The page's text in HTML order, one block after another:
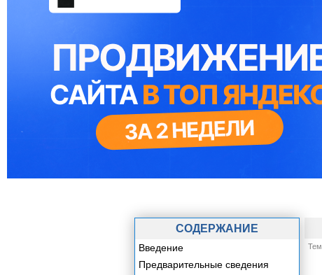
СОДЕРЖАНИЕ
Введение
Предварительные сведения